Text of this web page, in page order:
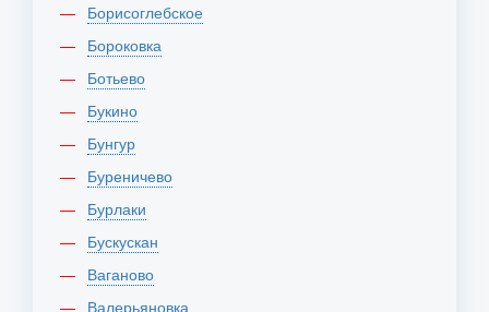
Борисоглебское
Бороковка
Ботьево
Букино
Бунгур
Буреничево
Бурлаки
Бускускан
Ваганово
Валерьяновка